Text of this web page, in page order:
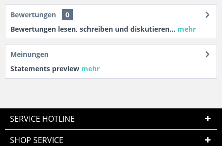
Bewertungen
0
Bewertungen lesen, schreiben und diskutieren... mehr
Meinungen
Statements preview mehr
SERVICE HOTLINE
SHOP SERVICE